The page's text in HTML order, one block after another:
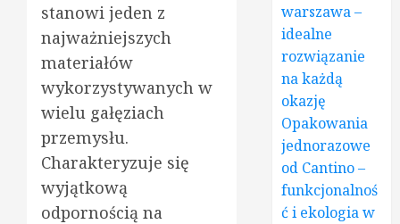
stanowi jeden z
najważniejszych
materiałów
wykorzystywanych w
wielu gałęziach
przemysłu.
Charakteryzuje się
wyjątkową
odpornością na
warszawa –
idealne
rozwiązanie
na każdą
okazję
Opakowania
jednorazowe
od Cantino –
funkcjonalnoś
ć i ekologia w